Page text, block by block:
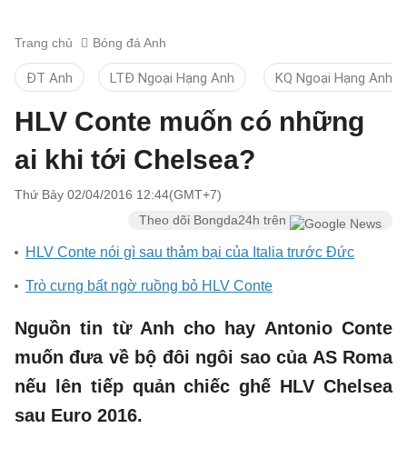
Trang chủ Bóng đá Anh
ĐT Anh LTĐ Ngoại Hạng Anh KQ Ngoại Hạng Anh
HLV Conte muốn có những
ai khi tới Chelsea?
Thứ Bảy 02/04/2016 12:44(GMT+7)
Theo dõi Bongda24h trên
HLV Conte nói gì sau thảm bại của Italia trước Đức
Trò cưng bất ngờ ruồng bỏ HLV Conte
Nguồn tin từ Anh cho hay Antonio Conte
muốn đưa về bộ đôi ngôi sao của AS Roma
nếu lên tiếp quản chiếc ghế HLV Chelsea
sau Euro 2016.